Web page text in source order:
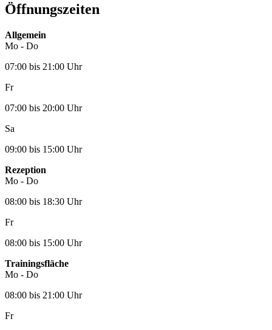
Öffnungszeiten
Allgemein
Mo - Do
07:00 bis 21:00 Uhr
Fr
07:00 bis 20:00 Uhr
Sa
09:00 bis 15:00 Uhr
Rezeption
Mo - Do
08:00 bis 18:30 Uhr
Fr
08:00 bis 15:00 Uhr
Trainingsfläche
Mo - Do
08:00 bis 21:00 Uhr
Fr